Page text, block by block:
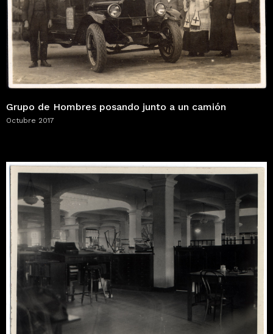
Grupo de Hombres posando junto a un camión
Octubre 2017